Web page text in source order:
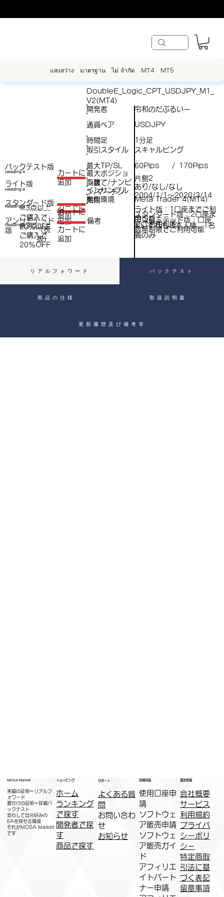
แสงสว่าง มาตรฐาน ไม่ จำกัด MT4 MT5
バックテスト版
スタンダード版
アンリミテッド
版
DoubleE_Logic_CPT_USDJPY_M1_
V2(MT4)
開発者
令和のだぶるいー
最大ポジショ
ン数
片側2
Heading 4
​カートに
追加
税
抜
）
Heading 4
​カートに
追加
Heading 4※3点以上
ご購入で​
20％OFF
（税
抜）
​カートに
追加
Heading 4
（税
抜）
※3点以上
ご購入で​
20％OFF
​カートに
追加
ライト版
通貨ペア USDJPY
取引スタイル スキャルピング
最大TP/SL 60Pips / 170Pips
両建て/ナンピ
ン/マーチン
あり/なし/なし
インサンプル
期間
2004/1/1～2020/3/14
動作環境 Meta Trader 4(MT4)
時間足 1分足
備考
ライト版：1口座までご利
用可能
スタンダード版：2口座ま
でご利用可能
アンリミテッド版：口座
数無制限でご利用可能
※いずれもご本人様、1名
義のみ
リアルフォワード バックテスト
商品の仕様 取扱説明書
更新履歴及び備考等
MOSA Market
実績の証明＝リアルフ
ォワード
裏付けの証明＝詳細バ
ックテスト
安心して自分好みの
EAを探せる環境
​それがMOSA Market
です
ショッピング
ホーム
ランキング
で探す
開発者で探
す
商品で探す
サポート
よくある質
問
お問い合わ
せ
お知らせ
各種申請
​使用口座申
請
ソフトウェ
ア販売申請
ソフトウェ
ア販売ガイ
ド
アフィリエ
イトパート
ナー申請​
運営情報
会社概要
サービス
利用規約
プライバ
シーポリ
シー
特定商取
引法に基
づく表記
​留意事項